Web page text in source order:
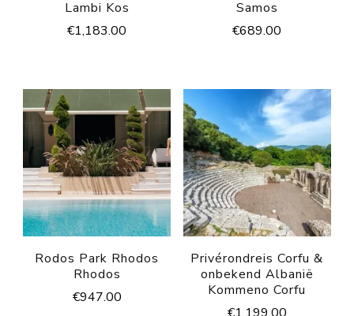
Lambi Kos
€1,183.00
Samos
€689.00
Rodos Park Rhodos
Rhodos
€947.00
Privérondreis Corfu &
onbekend Albanië
Kommeno Corfu